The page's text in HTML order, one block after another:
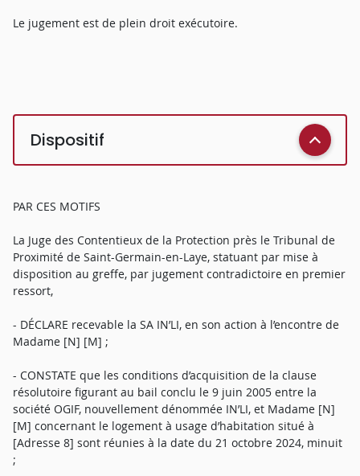
Le jugement est de plein droit exécutoire.
Dispositif
PAR CES MOTIFS
La Juge des Contentieux de la Protection près le Tribunal de
Proximité de Saint-Germain-en-Laye, statuant par mise à
disposition au greffe, par jugement contradictoire en premier
ressort,
- DÉCLARE recevable la SA IN’LI, en son action à l’encontre de
Madame [N] [M] ;
- CONSTATE que les conditions d’acquisition de la clause
résolutoire figurant au bail conclu le 9 juin 2005 entre la
société OGIF, nouvellement dénommée IN’LI, et Madame [N]
[M] concernant le logement à usage d’habitation situé à
[Adresse 8] sont réunies à la date du 21 octobre 2024, minuit
;